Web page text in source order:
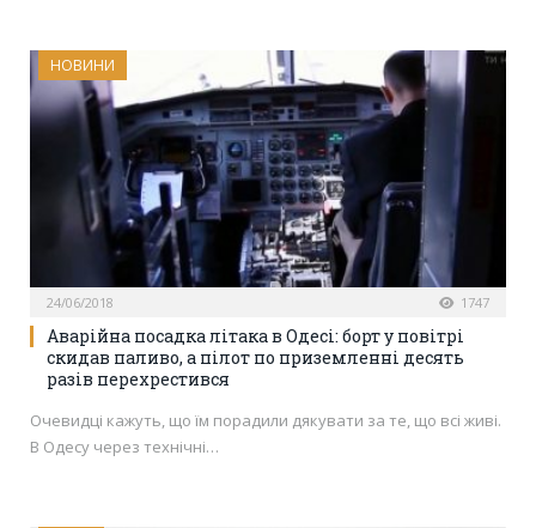
НОВИНИ
24/06/2018 1747
Аварійна посадка літака в Одесі: борт у повітрі
скидав паливо, а пілот по приземленні десять
разів перехрестився
Очевидці кажуть, що їм порадили дякувати за те, що всі живі.
В Одесу через технічні…